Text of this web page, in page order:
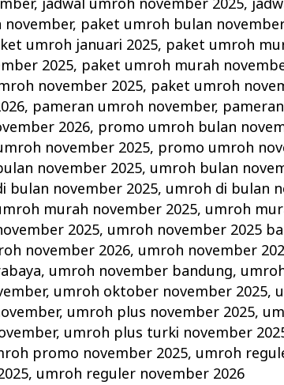
, jadwal umroh november 2025,
, paket umroh bulan
umroh januari 2025, paket umroh
2025, paket umroh murah
november 2025, paket umroh
, pameran umroh november,
2026, promo umroh bulan
november 2025, promo umroh
november 2025, umroh bulan
bulan november 2025, umroh di bulan
murah november 2025, umroh
2025, umroh november 2025
november 2026, umroh november
, umroh november bandung,
, umroh oktober november 2025,
, umroh plus november 2025,
, umroh plus turki november
promo november 2025, umroh
, umroh reguler november 2026